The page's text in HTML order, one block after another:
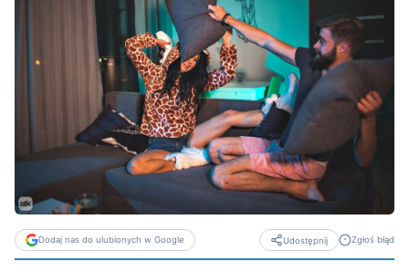
Dodaj nas do ulubionych w Google Udostępnij Zgłoś błąd